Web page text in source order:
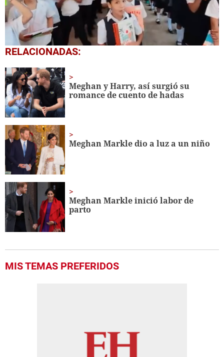
0
seconds
1
minute,
56
seconds
RELACIONADAS:
Meghan y Harry, así surgió su
romance de cuento de hadas
Meghan Markle dio a luz a un niño
Meghan Markle inició labor de
parto
MIS TEMAS PREFERIDOS